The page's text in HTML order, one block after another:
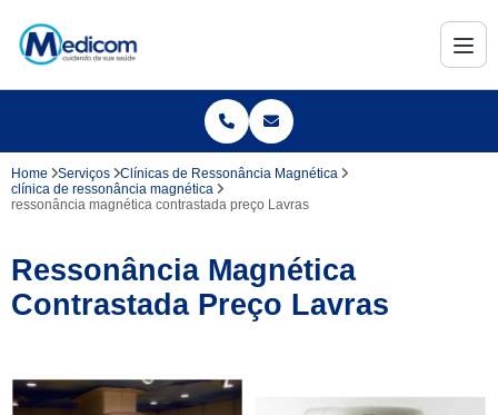
Home Serviços
Clínicas de Ressonância Magnética
clínica de ressonância magnética
ressonância magnética contrastada preço Lavras
Ressonância Magnética
Contrastada Preço Lavras